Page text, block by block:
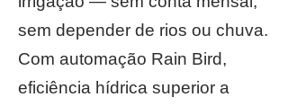
sem depender de rios ou chuva.
Com automação Rain Bird,
eficiência hídrica superior a